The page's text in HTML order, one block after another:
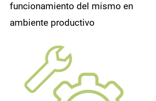
funcionamiento del mismo en
ambiente productivo